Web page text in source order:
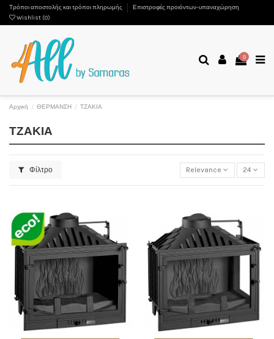
Τρόποι αποστολής και τρόποι πληρωμής
Επιστροφές προιόντων-υπαναχώρηση
Wishlist (0)
0
Αρχική ΘΕΡΜΑΝΣΗ ΤΖΑΚΙΑ
ΤΖΑΚΙΑ
Φίλτρο Relevance 24